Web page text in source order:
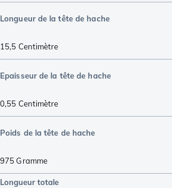
Longueur de la tête de hache
15,5 Centimètre
Epaisseur de la tête de hache
0,55 Centimètre
Poids de la tête de hache
975Gramme
Longueur totale